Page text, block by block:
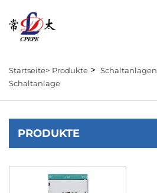
Startseite> Produkte > Schaltanlagen
Schaltanlage
PRODUKTE